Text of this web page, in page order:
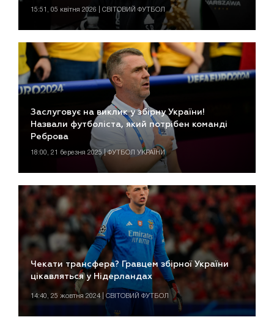
15:51, 05 квітня 2026 | СВІТОВИЙ ФУТБОЛ
Заслуговує на виклик у збірну України!
Назвали футболіста, який потрібен команді
Реброва
18:00, 21 березня 2025 | ФУТБОЛ УКРАЇНИ
Чекати трансфера? Гравцем збірної України
цікавляться у Нідерландах
14:40, 25 жовтня 2024 | СВІТОВИЙ ФУТБОЛ